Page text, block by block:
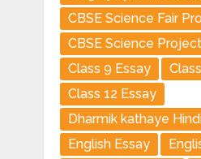
CBSE Science Fair
CBSE Science
Class 9 Essay
Class 12 Essay
Dharmik kathaye
English Essay